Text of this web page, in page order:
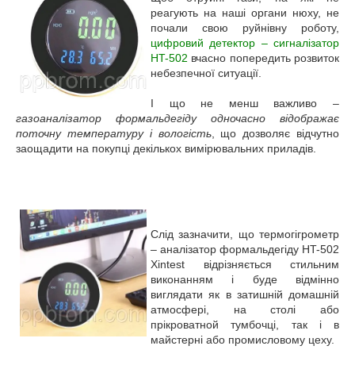
реагують на наші органи нюху, не
почали свою руйнівну роботу,
цифровий детектор – сигналізатор
HT-502 вчасно попередить розвиток
небезпечної ситуації.
І що не менш важливо –
газоаналізатор формальдегіду одночасно відображає
поточну температуру і вологість, що дозволяє відчутно
заощадити на покупці декількох вимірювальних приладів.
Слід зазначити, що термогігрометр
– аналізатор формальдегіду HT-502
Xintest відрізняється стильним
виконанням і буде відмінно
виглядати як в затишній домашній
атмосфері, на столі або
прікроватной тумбочці, так і в
майстерні або промисловому цеху.